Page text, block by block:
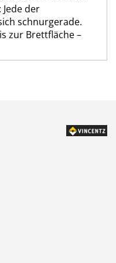
der
schnurgerade.
zur Brettfläche –